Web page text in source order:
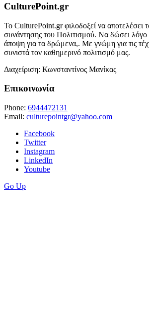
CulturePoint.gr
Το CulturePoint.gr φιλοδοξεί να αποτελέσει
συνάντησης του Πολιτισμού. Να δώσει
άποψη για τα δρώμενα,. Με γνώμη για τις
συνιστά τον καθημερινό πολιτισμό μας.
Διαχείριση: Κωνσταντίνος Μανίκας
Επικοινωνία
Phone: 6944472131
Email: culturepointgr@yahoo.com
Facebook
Twitter
Instagram
LinkedIn
Youtube
Go Up